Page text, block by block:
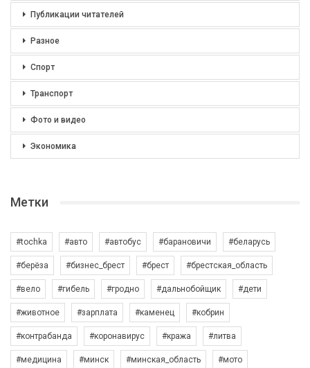
Публикации читателей
Разное
Спорт
Транспорт
Фото и видео
Экономика
Метки
#tochka #авто #автобус #барановичи #беларусь
#берёза #бизнес_брест #брест #брестская_область
#вело #гибель #гродно #дальнобойщик #дети
#животное #зарплата #каменец #кобрин
#контрабанда #коронавирус #кража #литва
#медицина #минск #минская_область #мото